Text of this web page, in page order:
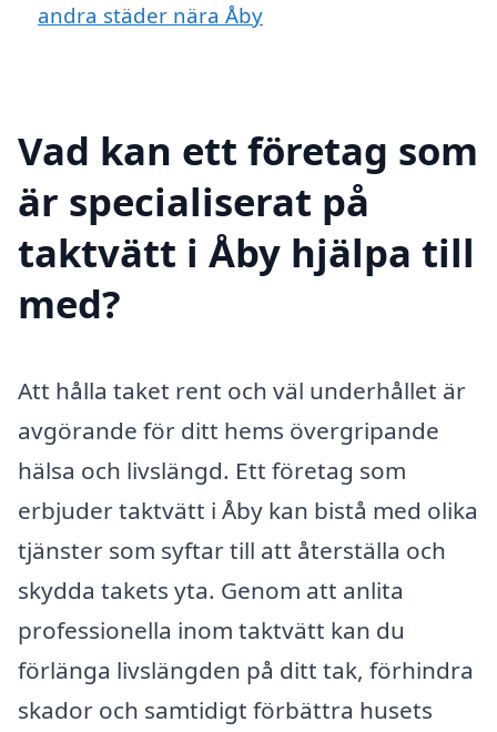
andra städer nära Åby
Vad kan ett företag som
är specialiserat på
taktvätt i Åby hjälpa till
med?
Att hålla taket rent och väl underhållet är
avgörande för ditt hems övergripande
hälsa och livslängd. Ett företag som
erbjuder taktvätt i Åby kan bistå med olika
tjänster som syftar till att återställa och
skydda takets yta. Genom att anlita
professionella inom taktvätt kan du
förlänga livslängden på ditt tak, förhindra
skador och samtidigt förbättra husets